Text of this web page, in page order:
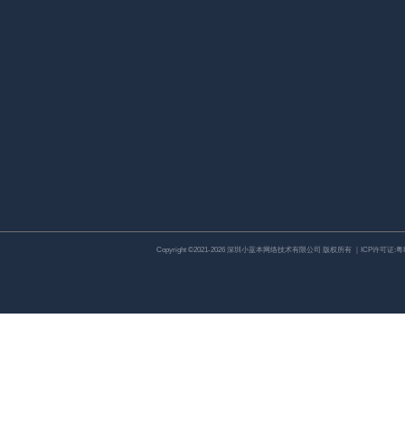
Copyright ©2021-2026 深圳小蓝本网络技术有限公司 版权所有 ｜ICP许可证:粤